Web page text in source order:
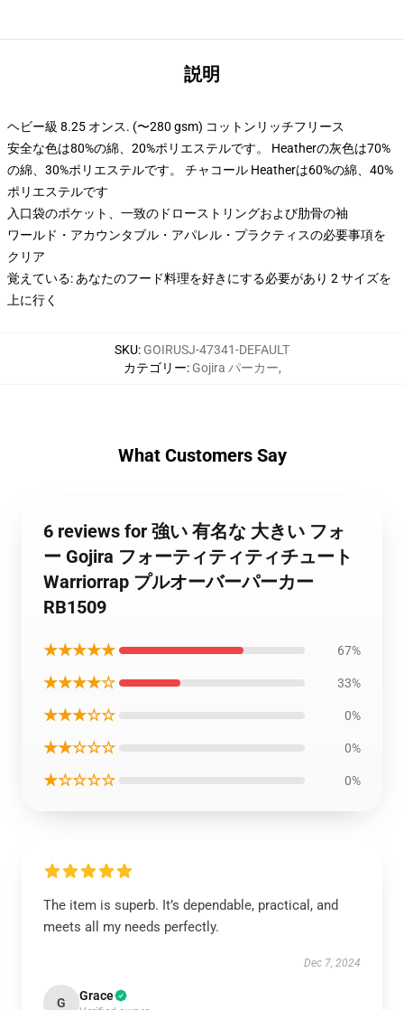
説明
ヘビー級 8.25 オンス. (〜280 gsm) コットンリッチフリース
安全な色は80%の綿、20%ポリエステルです。 Heatherの灰色は70%
の綿、30%ポリエステルです。 チャコール Heatherは60%の綿、40%
ポリエステルです
入口袋のポケット、一致のドローストリングおよび肋骨の袖
ワールド・アカウンタブル・アパレル・プラクティスの必要事項を
クリア
覚えている: あなたのフード料理を好きにする必要があり 2 サイズを
上に行く
SKU: GOIRUSJ-47341-DEFAULT
カテゴリー: Gojira パーカー,
What Customers Say
6 reviews for 強い 有名な 大きい フォ
ー Gojira フォーティティティチュート
Warriorrap プルオーバーパーカー
RB1509
★★★★★ 67%
★★★★☆ 33%
★★★☆☆ 0%
★★☆☆☆ 0%
★☆☆☆☆ 0%
The item is superb. It’s dependable, practical, and
meets all my needs perfectly.
Dec 7, 2024
G Grace